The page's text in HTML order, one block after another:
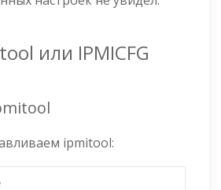
или IPMICFG
ipmitool: